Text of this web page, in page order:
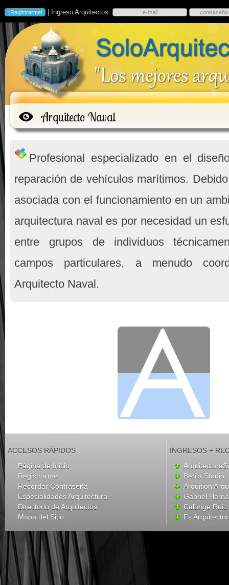
| Ingreso Arquitectos:
Arquitecto Naval
Profesional especializado en el
reparación de vehículos marítimos.
asociada con el funcionamiento en un
arquitectura naval es por necesidad un
entre grupos de individuos
campos particulares, a menudo
Arquitecto Naval.
ACCESOS RÁPIDOS
Página de Inicio
Registrarme
Recordar Contraseña
Especialidades Arquitectura
Directorio de Arquitectos
Mapa del Sitio
INGRESOS +
Berila Studio
Arquition
Gabriel
Calonge Ruiz
Fs